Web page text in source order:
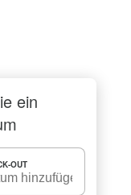
ein
OUT